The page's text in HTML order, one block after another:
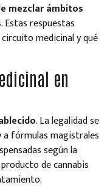
mezclar ámbitos
. Estas respuestas
medicinal y qué
en
. La legalidad se
fórmulas magistrales
según la
de cannabis